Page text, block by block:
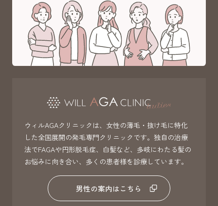
ウィルAGAクリニックは、女性の薄毛・抜け毛に特化
した全国展開の発毛専門クリニックです。独自の治療
法でFAGAや円形脱毛症、白髪など、多岐にわたる髪の
お悩みに向き合い、多くの患者様を診療しています。
男性の案内はこちら